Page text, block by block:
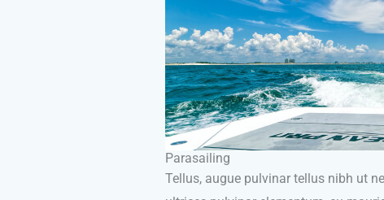
Parasailing
Tellus, augue pulvinar tellus nibh ut